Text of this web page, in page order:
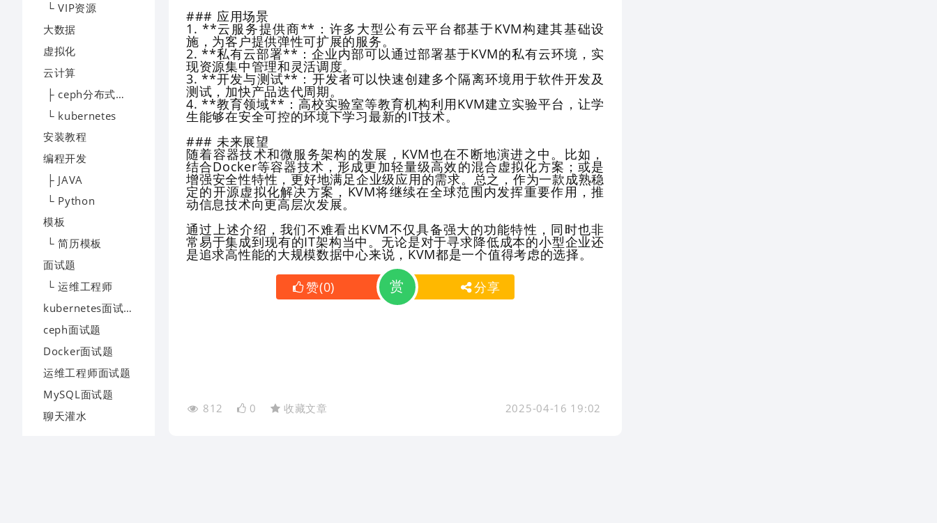
└ VIP资源
大数据
虚拟化
云计算
├ ceph分布式存储
└ kubernetes
安装教程
编程开发
├ JAVA
└ Python
模板
└ 简历模板
面试题
└ 运维工程师
kubernetes面试题
ceph面试题
Docker面试题
运维工程师面试题
MySQL面试题
聊天灌水
### 应用场景
1. **云服务提供商**：许多大型公有云平台都基于KVM构建其基础设
施，为客户提供弹性可扩展的服务。
2. **私有云部署**：企业内部可以通过部署基于KVM的私有云环境，实
现资源集中管理和灵活调度。
3. **开发与测试**：开发者可以快速创建多个隔离环境用于软件开发及
测试，加快产品迭代周期。
4. **教育领域**：高校实验室等教育机构利用KVM建立实验平台，让学
生能够在安全可控的环境下学习最新的IT技术。
### 未来展望
随着容器技术和微服务架构的发展，KVM也在不断地演进之中。比如，
结合Docker等容器技术，形成更加轻量级高效的混合虚拟化方案；或是
增强安全性特性，更好地满足企业级应用的需求。总之，作为一款成熟稳
定的开源虚拟化解决方案，KVM将继续在全球范围内发挥重要作用，推
动信息技术向更高层次发展。
通过上述介绍，我们不难看出KVM不仅具备强大的功能特性，同时也非
常易于集成到现有的IT架构当中。无论是对于寻求降低成本的小型企业还
是追求高性能的大规模数据中心来说，KVM都是一个值得考虑的选择。
赞(0) 赏 分享
812 0 收藏文章 2025-04-16 19:02